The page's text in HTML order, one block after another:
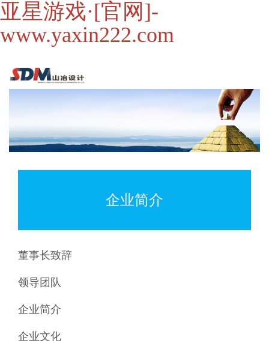
亚星游戏·[官网]-
www.yaxin222.com
企业简介
董事长致辞
领导团队
企业简介
企业文化